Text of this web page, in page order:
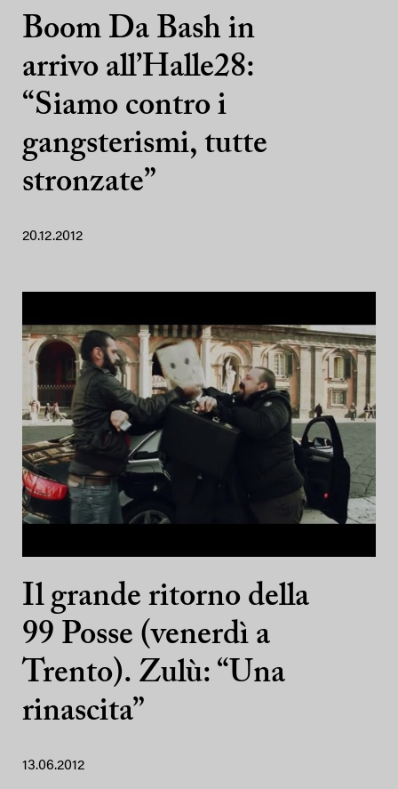
Boom Da Bash in
arrivo all’Halle28:
“Siamo contro i
gangsterismi, tutte
stronzate”
20.12.2012
Il grande ritorno della
99 Posse (venerdì a
Trento). Zulù: “Una
rinascita”
13.06.2012